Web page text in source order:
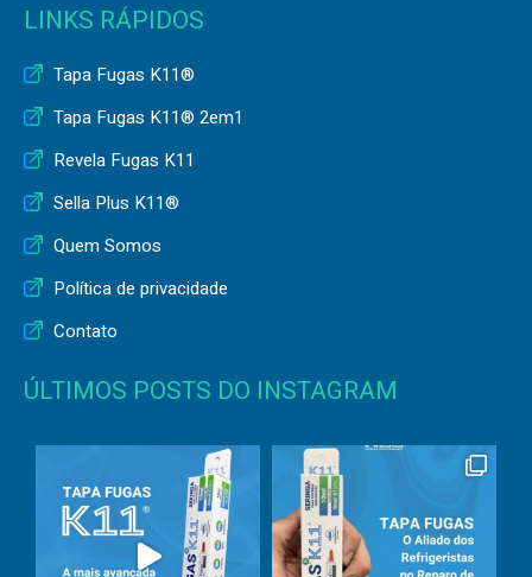
LINKS RÁPIDOS
Tapa Fugas K11®
Tapa Fugas K11® 2em1
Revela Fugas K11
Sella Plus K11®
Quem Somos
Política de privacidade
Contato
ÚLTIMOS POSTS DO INSTAGRAM